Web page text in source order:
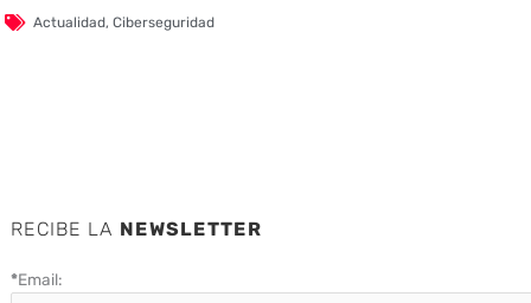
Actualidad,Ciberseguridad
RECIBE LA NEWSLETTER
*Email: